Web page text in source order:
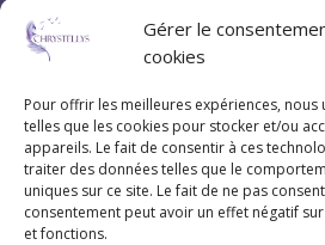
Gérer le
cookies
Pour offrir les meilleures expériences,
telles que les cookies pour stocker et/ou
appareils. Le fait de consentir à ces
traiter des données telles que le
uniques sur ce site. Le fait de ne pas
consentement peut avoir un effet négatif
et fonctions.